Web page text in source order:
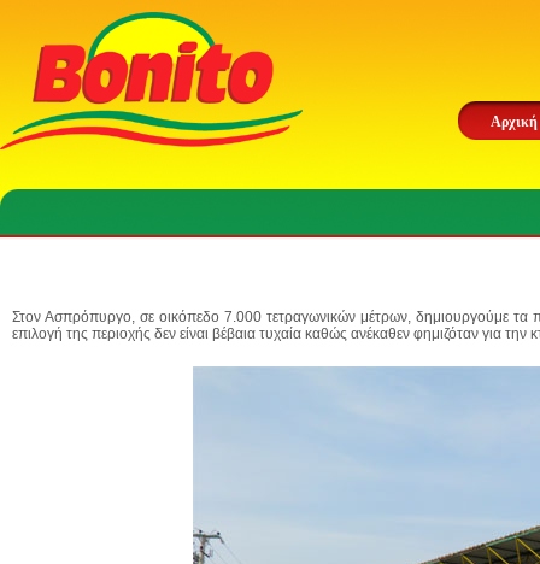
Αρχική
Στον Ασπρόπυργο, σε οικόπεδο 7.000 τετραγωνικών μέτρων, δημιουργούμε τα
επιλογή της περιοχής δεν είναι βέβαια τυχαία καθώς ανέκαθεν φημιζόταν για